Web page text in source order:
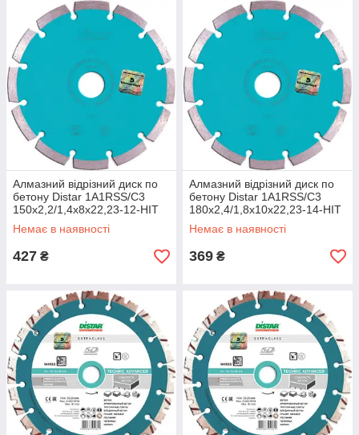
Алмазний відрізний диск по
бетону Distar 1A1RSS/C3
150x2,2/1,4x8x22,23-12-HIT
Technic
Немає в наявності
427 ₴
Алмазний відрізний диск по
бетону Distar 1A1RSS/C3
180x2,4/1,8x10x22,23-14-HIT
Technic
Немає в наявності
369 ₴